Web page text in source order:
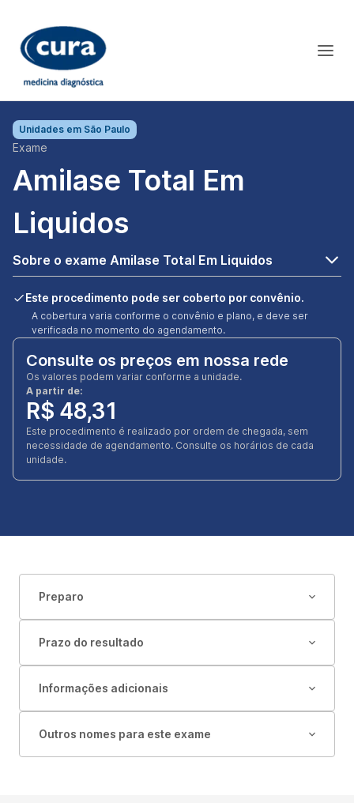
Unidades em São Paulo
Exame
Amilase Total Em
Liquidos
Sobre o exame Amilase Total Em Liquidos
Este procedimento pode ser coberto por convênio.
A cobertura varia conforme o convênio e plano, e deve ser
verificada no momento do agendamento.
Consulte os preços em nossa rede
Os valores podem variar conforme a unidade.
A partir de:
R$ 48,31
Este procedimento é realizado por ordem de chegada, sem
necessidade de agendamento. Consulte os horários de cada
unidade.
Preparo
Prazo do resultado
Informações adicionais
Outros nomes para este exame